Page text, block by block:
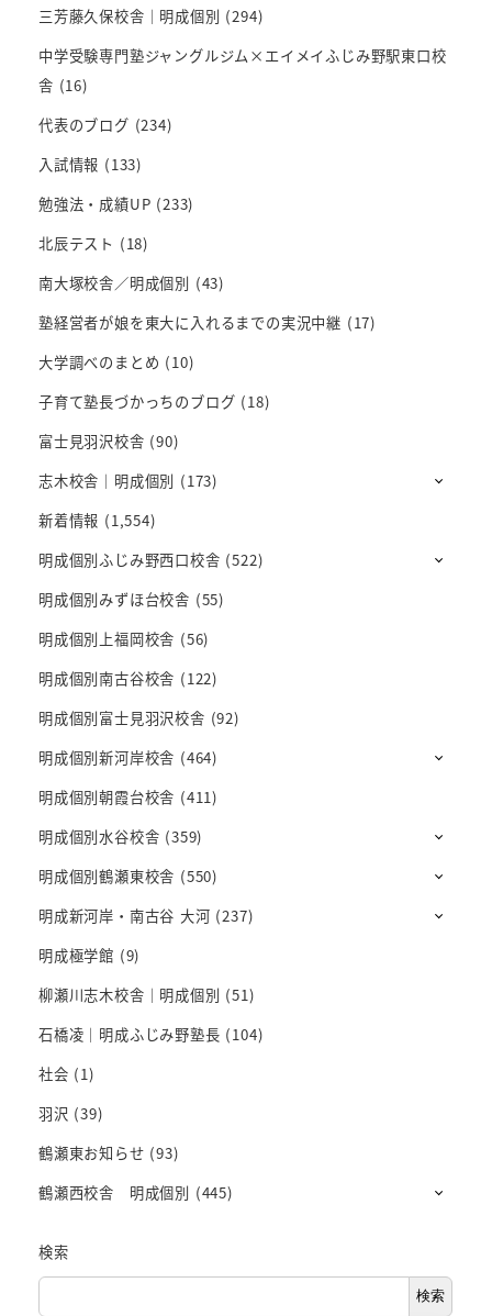
三芳藤久保校舎｜明成個別 (294)
中学受験専門塾ジャングルジム×エイメイふじみ野駅東口校
舎 (16)
代表のブログ (234)
入試情報 (133)
勉強法・成績UP (233)
北辰テスト (18)
南大塚校舎／明成個別 (43)
塾経営者が娘を東大に入れるまでの実況中継 (17)
大学調べのまとめ (10)
子育て塾長づかっちのブログ (18)
富士見羽沢校舎 (90)
志木校舎｜明成個別 (173)
新着情報 (1,554)
明成個別ふじみ野西口校舎 (522)
明成個別みずほ台校舎 (55)
明成個別上福岡校舎 (56)
明成個別南古谷校舎 (122)
明成個別富士見羽沢校舎 (92)
明成個別新河岸校舎 (464)
明成個別朝霞台校舎 (411)
明成個別水谷校舎 (359)
明成個別鶴瀬東校舎 (550)
明成新河岸・南古谷 大河 (237)
明成極学館 (9)
柳瀬川志木校舎｜明成個別 (51)
石橋凌｜明成ふじみ野塾長 (104)
社会 (1)
羽沢 (39)
鶴瀬東お知らせ (93)
鶴瀬西校舎 明成個別 (445)
検索
検索